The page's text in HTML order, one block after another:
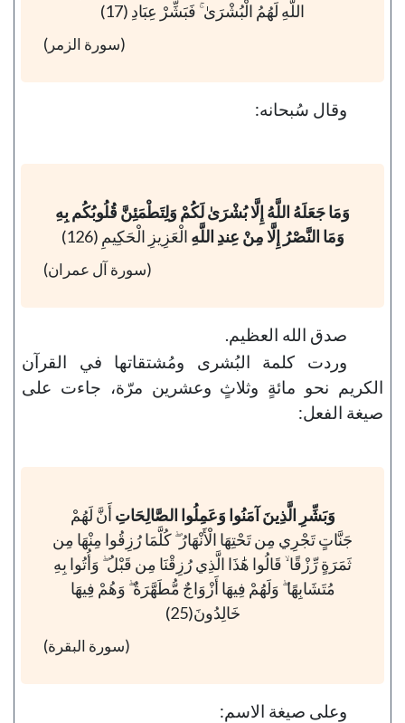
اللَّهِ لَهُمُ الْبُشْرَىٰ ۚ فَبَشِّرْ عِبَادِ (17)
(سورة الزمر)
وقال سُبحانه:
وَمَا جَعَلَهُ اللَّهُ إِلَّا بُشْرَىٰ لَكُمْ وَلِتَطْمَئِنَّ قُلُوبُكُم بِهِ
وَمَا النَّصْرُ إِلَّا مِنْ عِندِ اللَّهِ الْعَزِيزِ الْحَكِيمِ (126)
(سورة آل عمران)
صدق الله العظيم.
وردت كلمة البُشرى ومُشتقاتها في القرآن
الكريم نحو مائةٍ وثلاثٍ وعشرين مرّة، جاءت على
صيغة الفعل:
وَبَشِّرِ الَّذِينَ آمَنُوا وَعَمِلُوا الصَّالِحَاتِ أَنَّ لَهُمْ
جَنَّاتٍ تَجْرِي مِن تَحْتِهَا الْأَنْهَارُ ۖ كُلَّمَا رُزِقُوا مِنْهَا مِن
ثَمَرَةٍ رِّزْقًا ۙ قَالُوا هَٰذَا الَّذِي رُزِقْنَا مِن قَبْلُ ۖ وَأُتُوا بِهِ
مُتَشَابِهًا ۖ وَلَهُمْ فِيهَا أَزْوَاجٌ مُّطَهَّرَةٌ ۖ وَهُمْ فِيهَا
خَالِدُونَ(25)
(سورة البقرة)
وعلى صيغة الاسم: